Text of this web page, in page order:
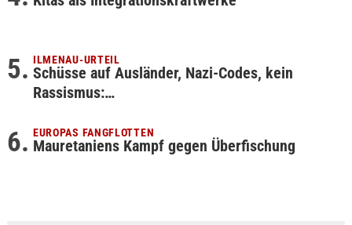
ILMENAU-URTEIL
Schüsse auf Ausländer, Nazi-Codes, kein
Rassismus:…
EUROPAS FANGFLOTTEN
Mauretaniens Kampf gegen Überfischung